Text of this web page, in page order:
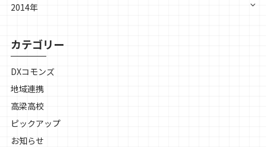
2014年
カテゴリー
DXコモンズ
地域連携
高梁高校
ピックアップ
お知らせ